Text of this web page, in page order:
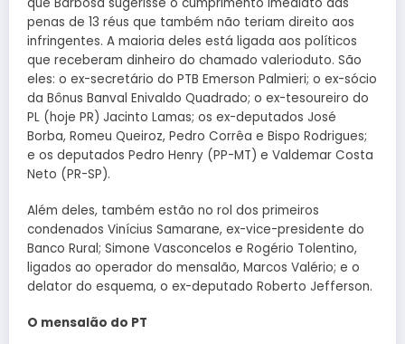
penas de 13 réus que também não teriam direito aos
infringentes. A maioria deles está ligada aos políticos
que receberam dinheiro do chamado valerioduto. São
eles: o ex-secretário do PTB Emerson Palmieri; o ex-sócio
da Bônus Banval Enivaldo Quadrado; o ex-tesoureiro do
PL (hoje PR) Jacinto Lamas; os ex-deputados José
Borba, Romeu Queiroz, Pedro Corrêa e Bispo Rodrigues;
e os deputados Pedro Henry (PP-MT) e Valdemar Costa
Neto (PR-SP).
Além deles, também estão no rol dos primeiros
condenados Vinícius Samarane, ex-vice-presidente do
Banco Rural; Simone Vasconcelos e Rogério Tolentino,
ligados ao operador do mensalão, Marcos Valério; e o
delator do esquema, o ex-deputado Roberto Jefferson.
O mensalão do PT